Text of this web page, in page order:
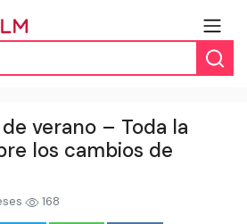
verano – Toda la
los cambios de
168